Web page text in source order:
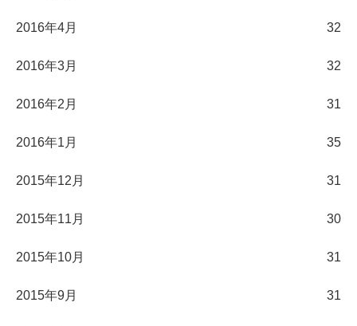
2016年4月 32
2016年3月 32
2016年2月 31
2016年1月 35
2015年12月 31
2015年11月 30
2015年10月 31
2015年9月 31